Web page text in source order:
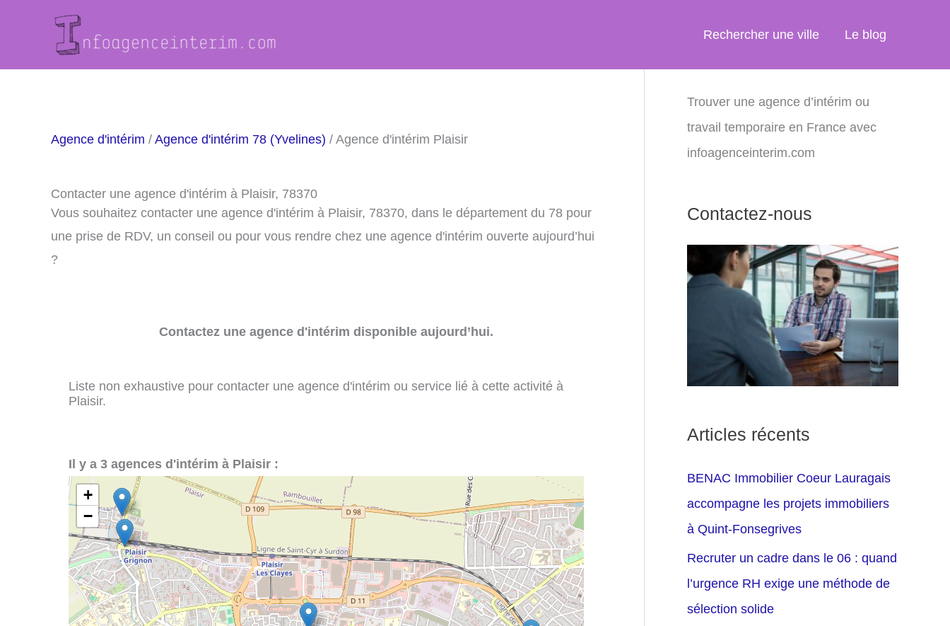
Rechercher une ville Le blog
Agence d'intérim / Agence d'intérim 78 (Yvelines) / Agence d'intérim Plaisir
Contacter une agence d'intérim à Plaisir, 78370
Vous souhaitez contacter une agence d'intérim à Plaisir, 78370, dans le département du 78 pour
une prise de RDV, un conseil ou pour vous rendre chez une agence d'intérim ouverte aujourd’hui
?
Contactez une agence d'intérim disponible aujourd’hui.
Liste non exhaustive pour contacter une agence d'intérim ou service lié à cette activité à
Plaisir.
Il y a 3 agences d'intérim à Plaisir :
+
−
Trouver une agence d’intérim ou
travail temporaire en France avec
infoagenceinterim.com
Contactez-nous
Articles récents
BENAC Immobilier Coeur Lauragais
accompagne les projets immobiliers
à Quint-Fonsegrives
Recruter un cadre dans le 06 : quand
l’urgence RH exige une méthode de
sélection solide